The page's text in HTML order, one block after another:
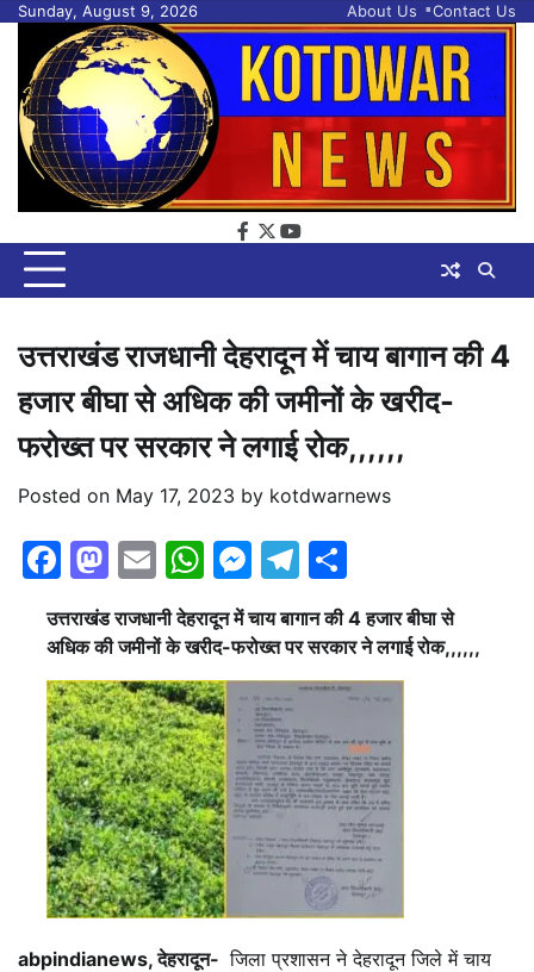
Skip
content
Sunday, August 9, 2026 About Us Contact Us
facebook
twitter
youtube
उत्तराखंड राजधानी देहरादून में चाय बागान की 4
हजार बीघा से अधिक की जमीनों के खरीद-
फरोख्त पर सरकार ने लगाई रोक,,,,,,
Posted on May 17, 2023 by kotdwarnews
Facebook
Mastodon
EmailWhatsApp
Messenger
Telegram
उत्तराखंड राजधानी देहरादून में चाय बागान की 4 हजार बीघा से
अधिक की जमीनों के खरीद-फरोख्त पर सरकार ने लगाई रोक,,,,,,
abpindianews, देहरादून- जिला प्रशासन ने देहरादून जिले में चाय